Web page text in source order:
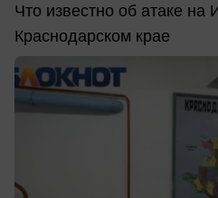
Что известно об атаке на
Краснодарском крае